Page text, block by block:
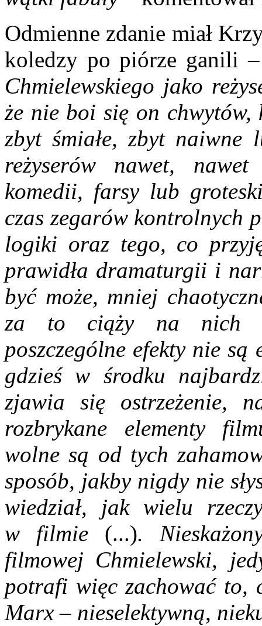
Odmienne zdanie miał
koledzy po piórze ganili
Chmielewskiego jako
że nie boi się on chwytów,
zbyt śmiałe, zbyt naiwne
reżyserów nawet,
komedii, farsy lub
czas zegarów kontrolnych
logiki oraz tego, co
prawidła dramaturgii i
być może, mniej
za to ciąży na nich
poszczególne efekty nie
gdzieś w środku
zjawia się ostrzeżenie,
rozbrykane elementy
wolne są od tych
sposób, jakby nigdy nie
wiedział, jak wielu
w filmie (...).
filmowej Chmielewski,
potrafi więc zachować to,
Marx – nieselektywną,